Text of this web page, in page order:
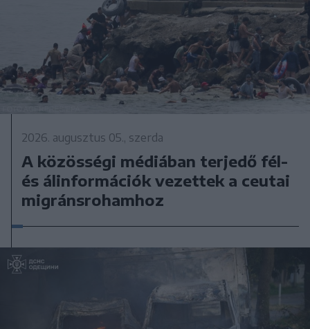
2026. augusztus 05., szerda
A közösségi médiában terjedő fél-
és álinformációk vezettek a ceutai
migránsrohamhoz